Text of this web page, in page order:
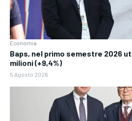
Economia
Baps, nel primo semestre 2026
milioni (+9,4%)
5 Agosto 2026